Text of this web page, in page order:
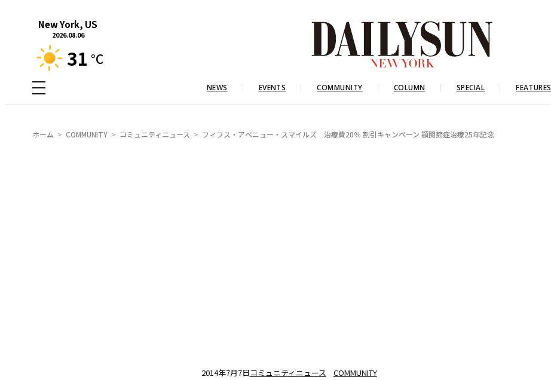
New York, US
2026.08.06
31 °C
NEWS EVENTS COMMUNITY COLUMN SPECIAL FEATURES
ホーム COMMUNITY コミュニティニュース フィフス・アベニュー・スマイルズ 治療費20％ 割引キャンペーン 顎関節症治療25年記念
2014年7月7日コミュニティニュース COMMUNITY